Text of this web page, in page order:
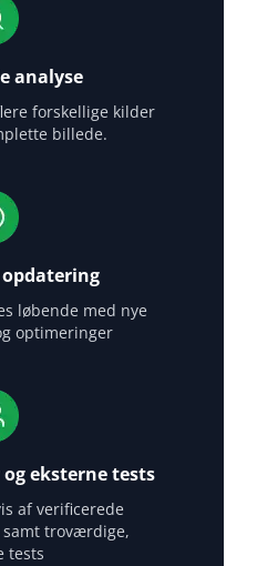
analyse
forskellige kilder
billede.
løbende med nye
optimeringer
eksterne tests
af verificerede
troværdige,
tests